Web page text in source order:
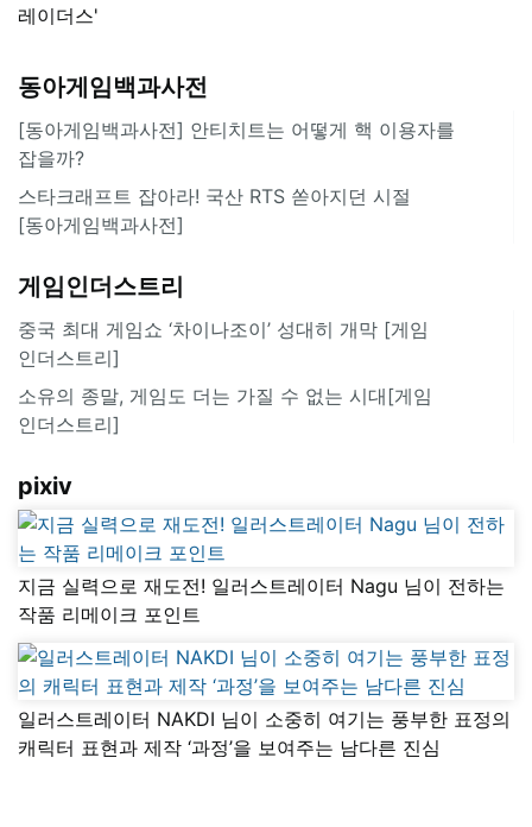
레이더스'
동아게임백과사전
[동아게임백과사전] 안티치트는 어떻게 핵 이용자를
잡을까?
스타크래프트 잡아라! 국산 RTS 쏟아지던 시절
[동아게임백과사전]
게임인더스트리
중국 최대 게임쇼 ‘차이나조이’ 성대히 개막 [게임
인더스트리]
소유의 종말, 게임도 더는 가질 수 없는 시대[게임
인더스트리]
pixiv
지금 실력으로 재도전! 일러스트레이터 Nagu 님이 전하는
작품 리메이크 포인트
일러스트레이터 NAKDI 님이 소중히 여기는 풍부한 표정의
캐릭터 표현과 제작 ‘과정’을 보여주는 남다른 진심